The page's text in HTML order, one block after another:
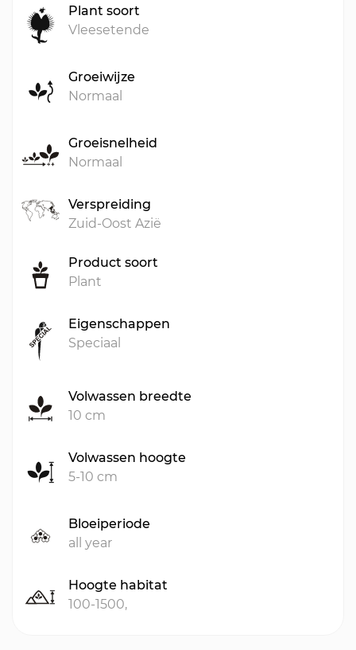
Plant soort
Vleesetende
Groeiwijze
Normaal
Groeisnelheid
Normaal
Verspreiding
Zuid-Oost Azië
Product soort
Plant
Eigenschappen
Speciaal
Volwassen breedte
10 cm
Volwassen hoogte
5-10 cm
Bloeiperiode
all year
Hoogte habitat
100-1500,